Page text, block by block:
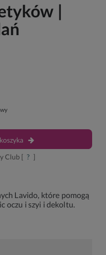
|
Club [ ? ]
Lavido, które pomogą
oczu i szyi i dekoltu.